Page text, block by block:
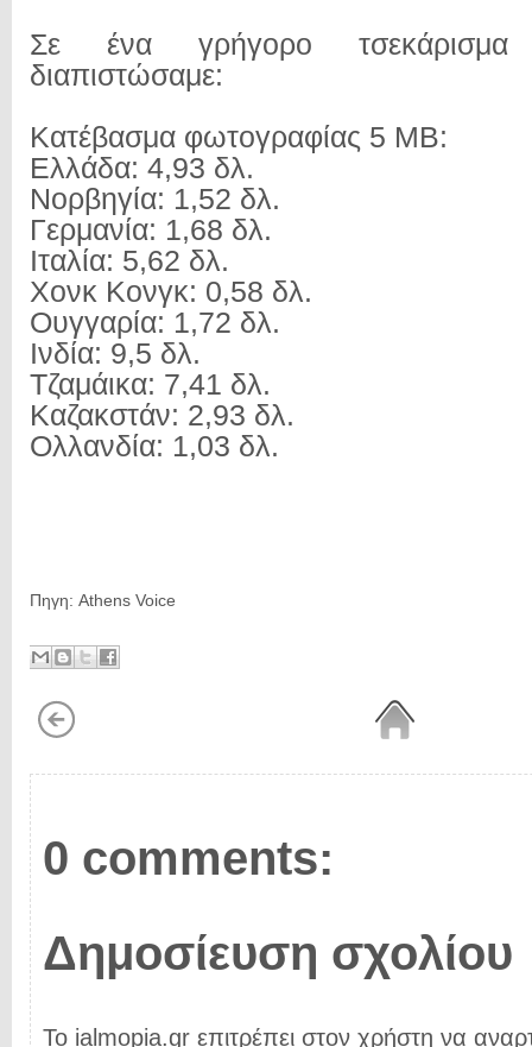
Σε ένα γρήγορο
διαπιστώσαμε:
Κατέβασμα φωτογραφίας 5 MB:
Ελλάδα: 4,93 δλ.
Νορβηγία: 1,52 δλ.
Γερμανία: 1,68 δλ.
Ιταλία: 5,62 δλ.
Χονκ Κονγκ: 0,58 δλ.
Ουγγαρία: 1,72 δλ.
Ινδία: 9,5 δλ.
Τζαμάικα: 7,41 δλ.
Καζακστάν: 2,93 δλ.
Ολλανδία: 1,03 δλ.
Πηγη: Athens Voice
0 comments:
Δημοσίευση σχολίου
Το ialmopia.gr επιτρέπει στον χρήστη να